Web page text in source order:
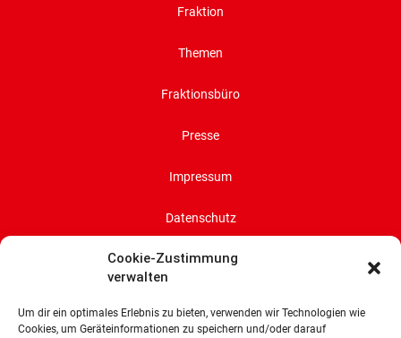
Cookie-Zustimmung
verwalten
Um dir ein optimales Erlebnis zu bieten, verwenden wir Technologien wie
Cookies, um Geräteinformationen zu speichern und/oder darauf
Fraktion
Themen
Fraktionsbüro
Presse
Impressum
Datenschutz
Cookie-Richtlinie (EU)
SPD-Bürgerschaftsfraktion
Land Bremen